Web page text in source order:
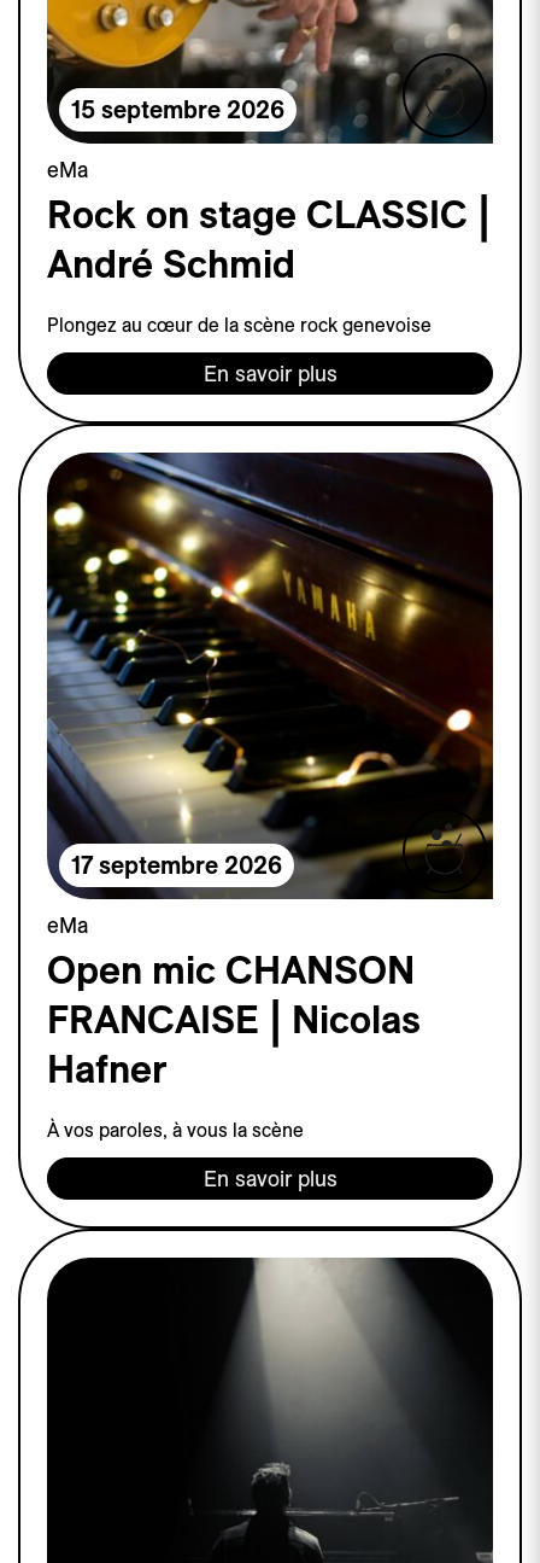
15 septembre 2026
eMa
Rock on stage CLASSIC |
André Schmid
Plongez au cœur de la scène rock genevoise
En savoir plus
17 septembre 2026
eMa
Open mic CHANSON
FRANCAISE | Nicolas
Hafner
À vos paroles, à vous la scène
En savoir plus